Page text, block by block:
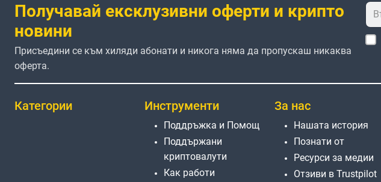
Получавай ексклузивни оферти и крипто
новини
Присъедини се към хиляди абонати и никога няма да пропускаш никаква
оферта.
Категории Инструменти
Поддръжка и Помощ
Поддържани
криптовалути
Как работи
За нас
Нашата история
Познати от
Ресурси за медии
Отзиви в Trustpilot